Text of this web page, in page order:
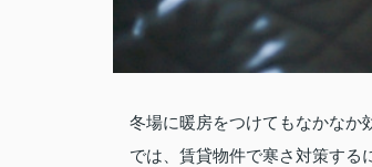
冬場に暖房をつけてもなかなか
では、賃貸物件で寒さ対策する